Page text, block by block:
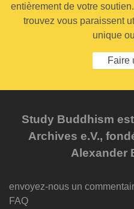
entièrement de votre
trouvez vous paraissent
unique
Faire
Study Buddhism
Archives e.V.,
Alexander
envoyez-nous un
FAQ